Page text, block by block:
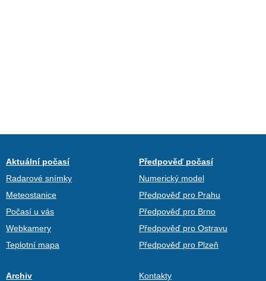
Aktuální počasí
Radarové snímky
Meteostanice
Počasí u vás
Webkamery
Teplotní mapa
Předpověď počasí
Numerický model
Předpověď pro Prahu
Předpověď pro Brno
Předpověď pro Ostravu
Předpověď pro Plzeň
Archiv Kontakty